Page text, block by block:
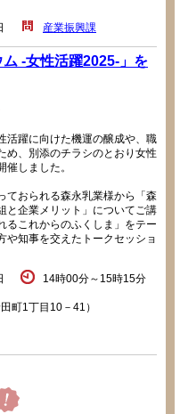
産業振興課
ム -女性活躍2025-」を
躍に向けた機運の醸成や、職
め、別添のチラシのとおり女性
しました。
おられる森永乳業様から「森
と企業メリット」についてご講
るこれからのふくしま」をテー
や知事を交えたトークセッショ
14時00分～15時15分
町1丁目10－41）